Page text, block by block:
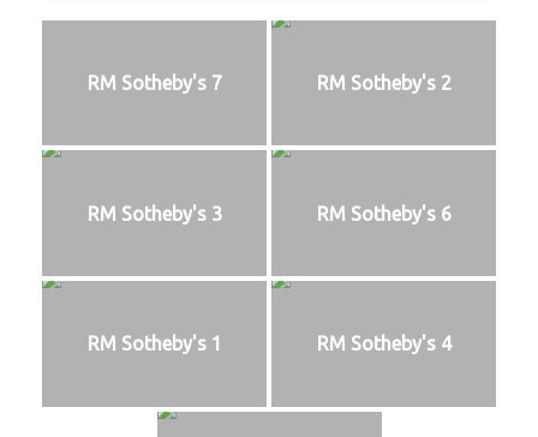
RM Sotheby's 7 RM Sotheby's 2
RM Sotheby's 3 RM Sotheby's 6
RM Sotheby's 1 RM Sotheby's 4